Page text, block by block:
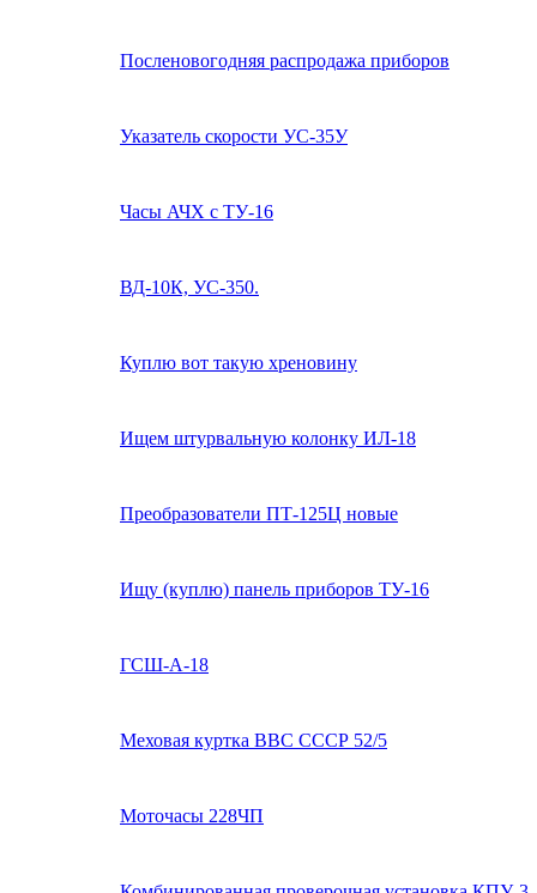
Посленовогодняя распродажа приборов
Указатель скорости УС-35У
Часы АЧХ с ТУ-16
ВД-10К, УС-350.
Куплю вот такую хреновину
Ищем штурвальную колонку ИЛ-18
Преобразователи ПТ-125Ц новые
Ищу (куплю) панель приборов ТУ-16
ГСШ-А-18
Меховая куртка ВВС СССР 52/5
Моточасы 228ЧП